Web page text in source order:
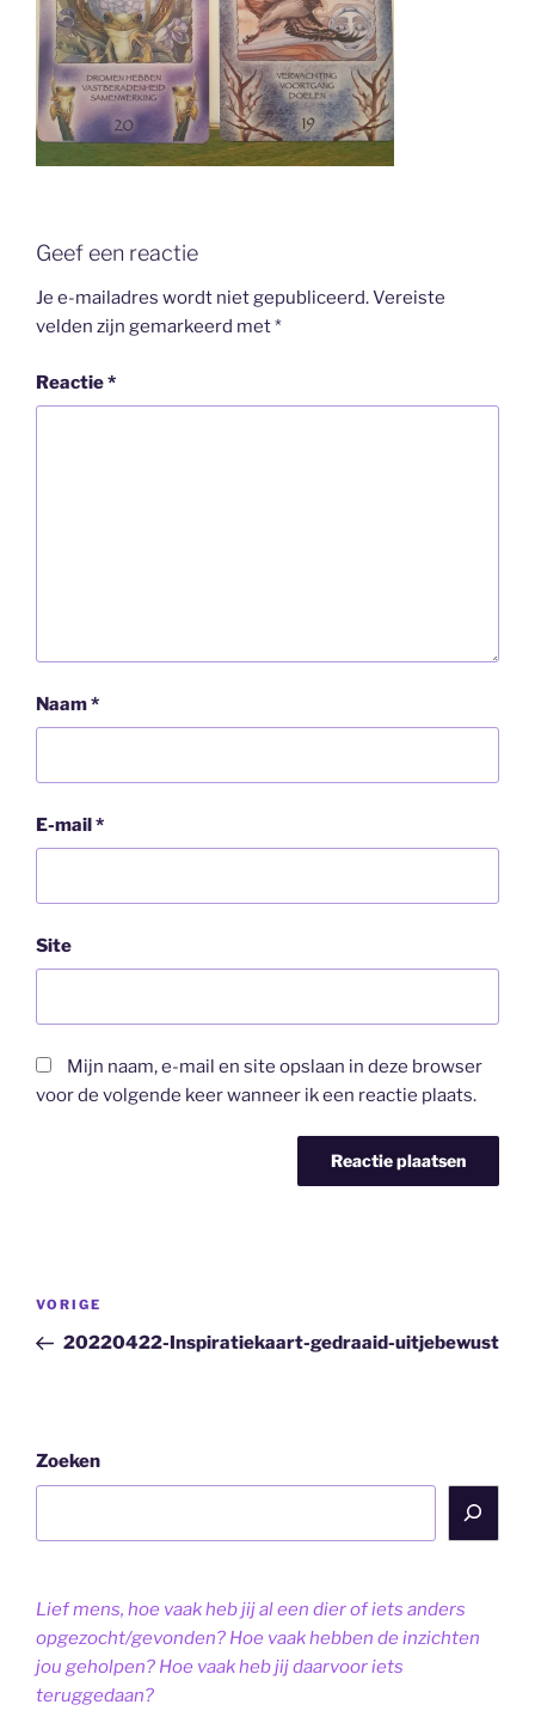
Geef een reactie
Je e-mailadres wordt niet gepubliceerd.Vereiste
velden zijn gemarkeerd met*
Reactie*
Naam*
E-mail*
Site
Mijn naam, e-mail en site opslaan in deze browser
voor de volgende keer wanneer ik een reactie plaats.
Bericht
Vorig
bericht
VORIGE
20220422-Inspiratiekaart-gedraaid-uitjebewust
Zoeken
Lief mens, hoe vaak heb jij al een dier of iets anders
opgezocht/gevonden? Hoe vaak hebben de inzichten
jou geholpen? Hoe vaak heb jij daarvoor iets
teruggedaan?